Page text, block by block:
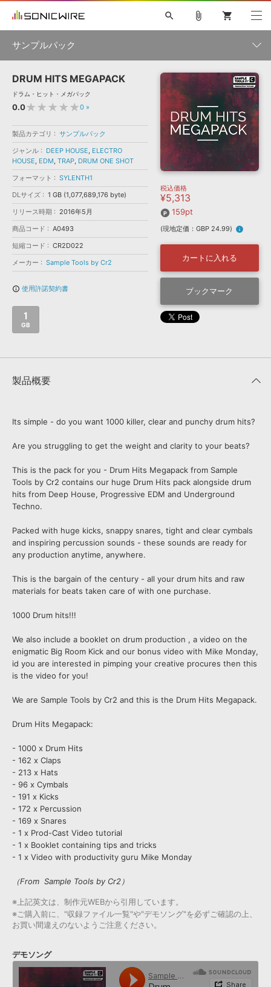
ソフト音源 »
プラグイン・エフェクト »
サンプルパック »
ソフトウェア／ツール »
DAW »
効果音 »
BGM »
キャンペーン »
特集 »
ニュースレター »
SONICWIREブログ »
製品サポート情報 »
DTMガイド »
FAQ »
お問い合わせ »
音楽カード
楽曲配信流通 サービス
無償のサウンド管理ソフト
search
初音ミク NT 鏡音リン・レン V4X 巡音ルカ V4X
MEIKO V3
KAITO V3
VOCALOID TOONTRACK
SPITFIRE AUDIO
VIENNA
EZ DRUMMER 3
ライセンスフリーBGM
サンプルパックを試そう
ボーカル抜き出し
DUBSTEP
ELECTRONICA
EDM TRANCE MUTANT
ROUTER.FM
SONOCA
ソフト音源 プラグイン・エフェクト
ソフトウェア／ツール 効果音
attach_file shopping_cart
サンプルパック
製品一覧
ジャンル
メーカー
フォーマット
ランキング
DRUM HITS MEGAPACK
ドラム・ヒット・メガパック
0.0★★★★★0 »
製品カテゴリ
サンプルパック
ジャンル
DEEP HOUSE, ELECTRO
HOUSE, EDM, TRAP, DRUM ONE SHOT
フォーマット
SYLENTH1
DLサイズ
1 GB (1,077,689,176 byte)
リリース時期
2016年5月
商品コード
A0493
短縮コード
CR2D022
メーカー
Sample Tools by Cr2
info_outline 使用許諾契約書
1
GB
税込価格
¥5,313
159pt
(現地定価：GBP 24.99) info
カートに入れる
ブックマーク
製品概要
Its simple - do you want 1000 killer, clear and punchy drum hits?
Are you struggling to get the weight and clarity to your beats?
This is the pack for you - Drum Hits Megapack from Sample
Tools by Cr2 contains our huge Drum Hits pack alongside drum
hits from Deep House, Progressive EDM and Underground
Techno.
Packed with huge kicks, snappy snares, tight and clear cymbals
and inspiring percussion sounds - these sounds are ready for
any production anytime, anywhere.
This is the bargain of the century - all your drum hits and raw
materials for beats taken care of with one purchase.
1000 Drum hits!!!
We also include a booklet on drum production , a video on the
enigmatic Big Room Kick and our bonus video with Mike Monday,
id you are interested in pimping your creative procures then this
is the video for you!
We are Sample Tools by Cr2 and this is the Drum Hits Megapack.
Drum Hits Megapack:
- 1000 x Drum Hits
- 162 x Claps
- 213 x Hats
- 96 x Cymbals
- 191 x Kicks
- 172 x Percussion
- 169 x Snares
- 1 x Prod-Cast Video tutorial
- 1 x Booklet containing tips and tricks
- 1 x Video with productivity guru Mike Monday
（From Sample Tools by Cr2）
※上記英文は、制作元WEBから引用しています。
※ご購入前に、"収録ファイル一覧"や"デモソング"を必ずご確認の上、
お買い間違えのないようご注意ください。
デモソング